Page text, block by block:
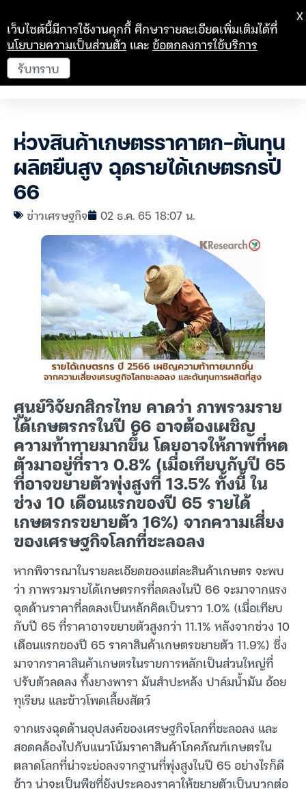
ห่วงสินค้าเกษตรราคาตก-ต้นทุน
ผลิตยืนสูง ฉุดรายได้เกษตรกรปี
66
ข่าวเศรษฐกิจ 02 ธ.ค. 65 18:07 น.
ศูนย์วิจัยกสิกรไทย คาดว่า ภาพรวมราย
ได้เกษตรกรในปี 66 อาจต้องเผชิญ
ความท้าทายมากขึ้น โดยอาจให้ภาพที่หด
ตัวมาอยู่ที่ราว 0.8% (เมื่อเทียบกับปี 65
ที่อาจขยายตัวพุ่งสูงที่ 13.5% ทั้งนี้ ใน
ช่วง 10 เดือนแรกของปี 65 รายได้
เกษตรกรขยายตัว 16%) จากความเสี่ยง
ของเศรษฐกิจโลกที่ชะลอลง
หากพิจารณาในรายละเอียดของแต่ละสินค้าเกษตร จะพบ
ว่า ภาพรวมรายได้เกษตรกรที่ลดลงในปี 66 จะมาจากแรง
ฉุดด้านราคาที่ลดลงเป็นหลักคิดเป็นราว 1.0% (เมื่อเทียบ
กับปี 65 ที่ราคาอาจขยายตัวสูงกว่า 11.1% หลังจากช่วง 10
เดือนแรกของปี 65 ราคาสินค้าเกษตรขยายตัว 11.9%) ซึ่ง
มาจากราคาสินค้าเกษตรในรายการหลักเป็นส่วนใหญ่ที่
ปรับตัวลดลง ทั้งยางพารา มันสำปะหลัง ปาล์มน้ำมัน อ้อย
ทุเรียน และข้าวโพดเลี้ยงสัตว์
จากแรงฉุดด้านอุปสงค์ของเศรษฐกิจโลกที่ชะลอลง และ
สอดคล้องไปกับแนวโน้มราคาสินค้าโภคภัณฑ์เกษตรใน
ตลาดโลกที่น่าจะย่อลงจากฐานที่พุ่งสูงในปี 65 อย่างไรก็ดี
ข้าว น่าจะเป็นพืชที่ยังประคองราคาให้ขยายตัวเป็นบวกต่อ
เว็บไซต์นี้มีการใช้งานคุกกี้ ศึกษารายละเอียดเพิ่มเติมได้ที่
นโยบายความเป็นส่วนตัว และข้อตกลงการใช้บริการ
รับทราบ
X